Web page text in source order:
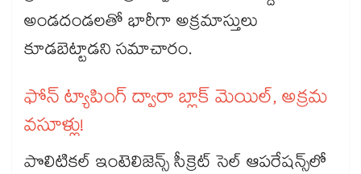
అండదండలతో భారీగా అక్రమాస్తులు
కూడబెట్టాడని సమాచారం.
ఫోన్‌‌‌‌‌‌‌‌ ట్యాపింగ్‌‌‌‌‌‌‌‌ ద్వారా బ్లాక్‌‌‌‌‌‌‌‌ మెయిల్‌‌‌‌‌‌‌‌, అక్రమ
వసూళ్లు!
పొలిటికల్ ఇంటెలిజెన్స్‌‌‌‌‌‌‌‌ సీక్రెట్‌‌‌‌‌‌‌‌ సెల్‌‌‌‌‌‌‌‌ ఆపరేషన్స్‌‌‌‌‌‌‌‌లో